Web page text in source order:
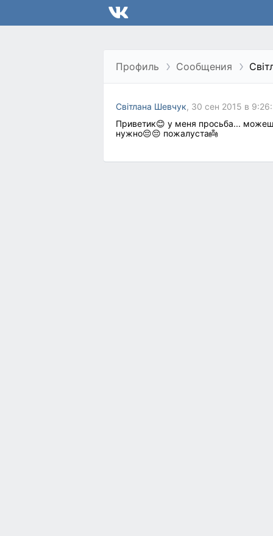
Профиль Сообщения
Світлана Шевчук, 30 сен 2015 в
Приветик😊 у меня просьба...
нужно😔😔 пожалуста👼